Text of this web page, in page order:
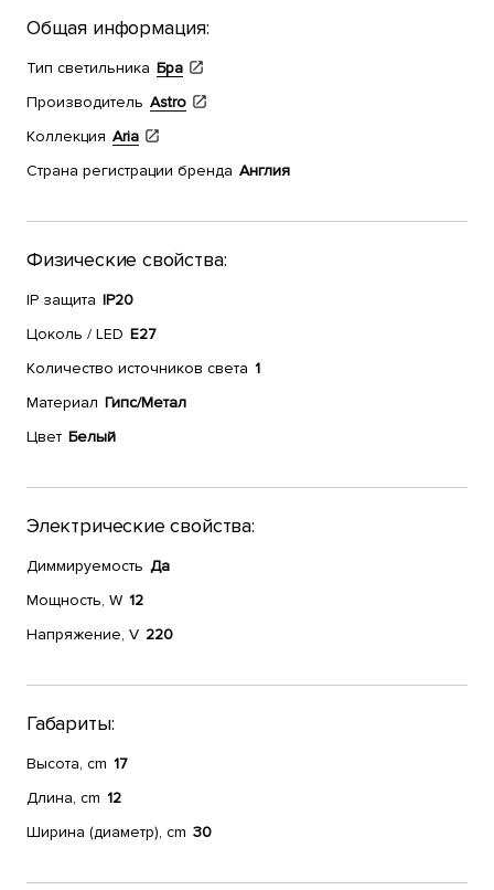
Общая информация:
Тип светильника Бра
Производитель Astro
Коллекция Aria
Страна регистрации бренда Англия
Физические свойства:
IP защита IP20
Цоколь / LED E27
Количество источников света 1
Материал Гипс/Метал
Цвет Белый
Электрические свойства:
Диммируемость Да
Мощность, W 12
Напряжение, V 220
Габариты:
Высота, cm 17
Длина, cm 12
Ширина (диаметр), cm 30